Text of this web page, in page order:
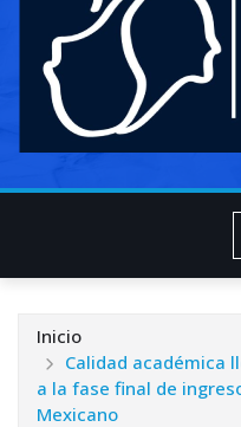
Inicio
Calidad académica
a la fase final de
Mexicano